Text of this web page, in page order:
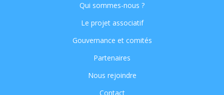
Qui sommes-nous ?
Le projet associatif
Gouvernance et comités
Partenaires
Nous rejoindre
Contact